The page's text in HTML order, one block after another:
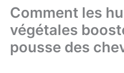
Comment les
végétales
pousse des